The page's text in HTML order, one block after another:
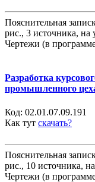
Пояснительная
рис., 3 источника, на
Чертежи (в
Разработка
промышленного
Код: 02.01.07.09.191
Как тут скачать?
Пояснительная
рис., 10 источника,
Чертежи (в